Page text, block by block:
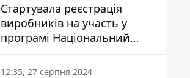
Стартувала реєстрація
виробників на участь у
програмі Національний
кешбек: як це зробити
через портал Дія
12:35, 27 серпня 2024